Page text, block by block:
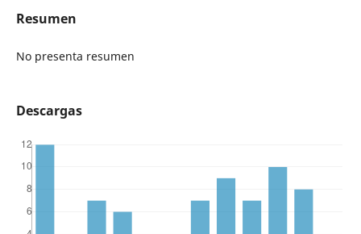
Resumen
No presenta resumen
Descargas